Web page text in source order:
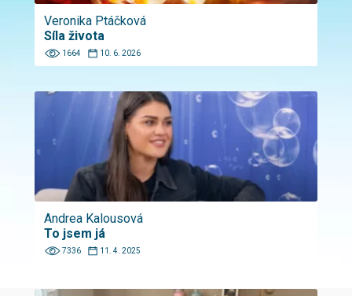
Veronika Ptáčková
Síla života
1664 10. 6. 2026
Andrea Kalousová
To jsem já
7336 11. 4. 2025